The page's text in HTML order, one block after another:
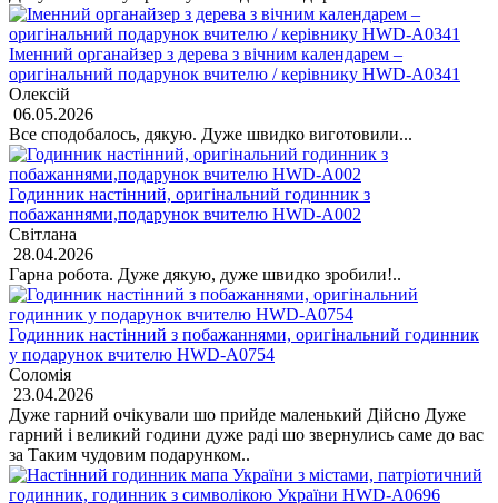
Іменний органайзер з дерева з вічним календарем –
оригінальний подарунок вчителю / керівнику HWD-A0341
Олексій
06.05.2026
Все сподобалось, дякую. Дуже швидко виготовили...
Годинник настінний, оригінальний годинник з
побажаннями,подарунок вчителю HWD-A002
Світлана
28.04.2026
Гарна робота. Дуже дякую, дуже швидко зробили!..
Годинник настінний з побажаннями, оригінальний годинник
у подарунок вчителю HWD-A0754
Соломія
23.04.2026
Дуже гарний очікували шо прийде маленький Дійсно Дуже
гарний і великий години дуже раді шо звернулись саме до вас
за Таким чудовим подарунком..